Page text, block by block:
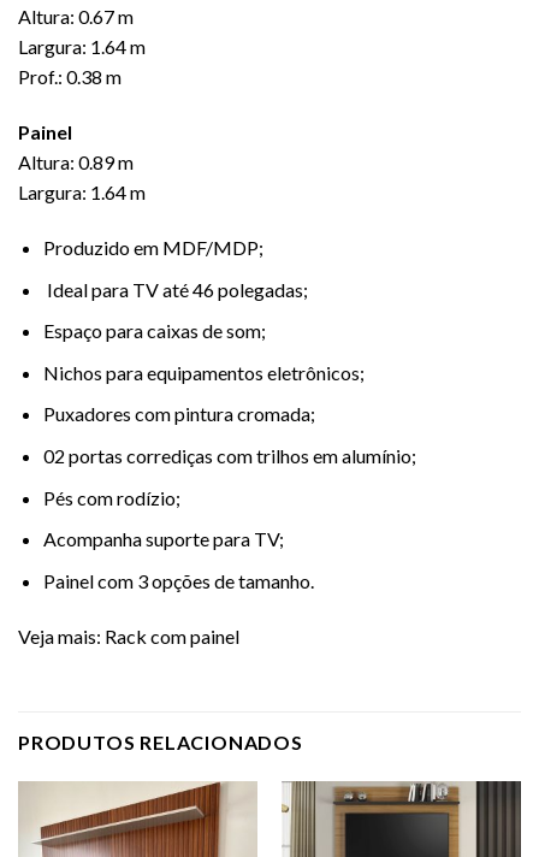
Altura: 0.67 m
Largura: 1.64 m
Prof.: 0.38 m
Painel
Altura: 0.89 m
Largura: 1.64 m
Produzido em MDF/MDP;
Ideal para TV até 46 polegadas;
Espaço para caixas de som;
Nichos para equipamentos eletrônicos;
Puxadores com pintura cromada;
02 portas corrediças com trilhos em alumínio;
Pés com rodízio;
Acompanha suporte para TV;
Painel com 3 opções de tamanho.
Veja mais: Rack com painel
PRODUTOS RELACIONADOS